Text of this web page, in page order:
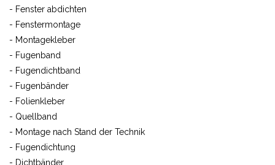
- Fenster abdichten
- Fenstermontage
- Montagekleber
- Fugenband
- Fugendichtband
- Fugenbänder
- Folienkleber
- Quellband
- Montage nach Stand der Technik
- Fugendichtung
- Dichtbänder